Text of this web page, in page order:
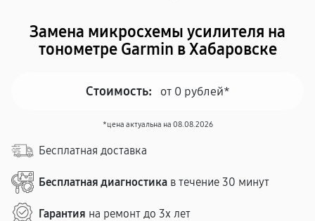
Замена микросхемы усилителя на
тонометре Garmin в Хабаровске
Стоимость: от 0 рублей*
*цена актуальна на 08.08.2026
Бесплатная доставка
Бесплатная диагностика в течение 30 минут
Гарантия на ремонт до 3х лет